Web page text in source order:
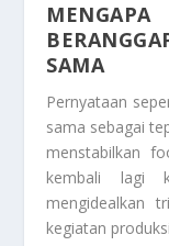
SAMA
Pernyataan
sama sebagai
menstabilkan
kembali lagi
mengidealkan
kegiatan